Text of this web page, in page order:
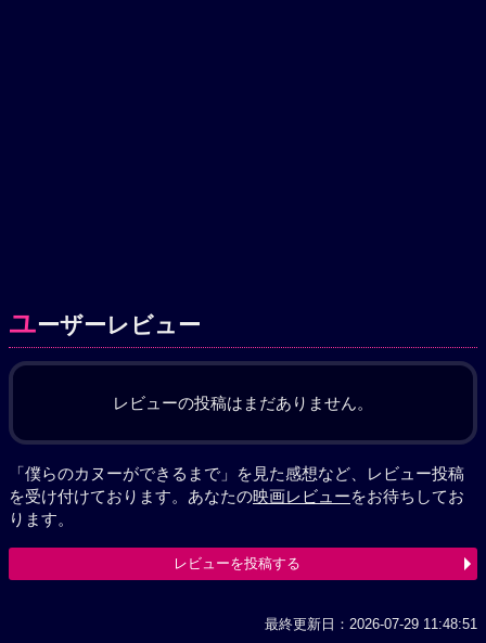
ユーザーレビュー
レビューの投稿はまだありません。
「僕らのカヌーができるまで」を見た感想など、レビュー投稿
を受け付けております。あなたの映画レビューをお待ちしてお
ります。
レビューを投稿する
最終更新日：2026-07-29 11:48:51